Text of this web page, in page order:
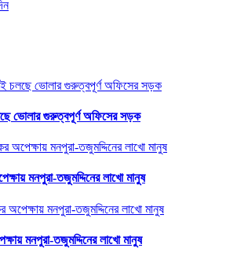
ভোলার গুরুত্বপূর্ণ অফিসের সড়ক
মনপুরা-তজুমদ্দিনের লাখো মানুষ
মনপুরা-তজুমদ্দিনের লাখো মানুষ